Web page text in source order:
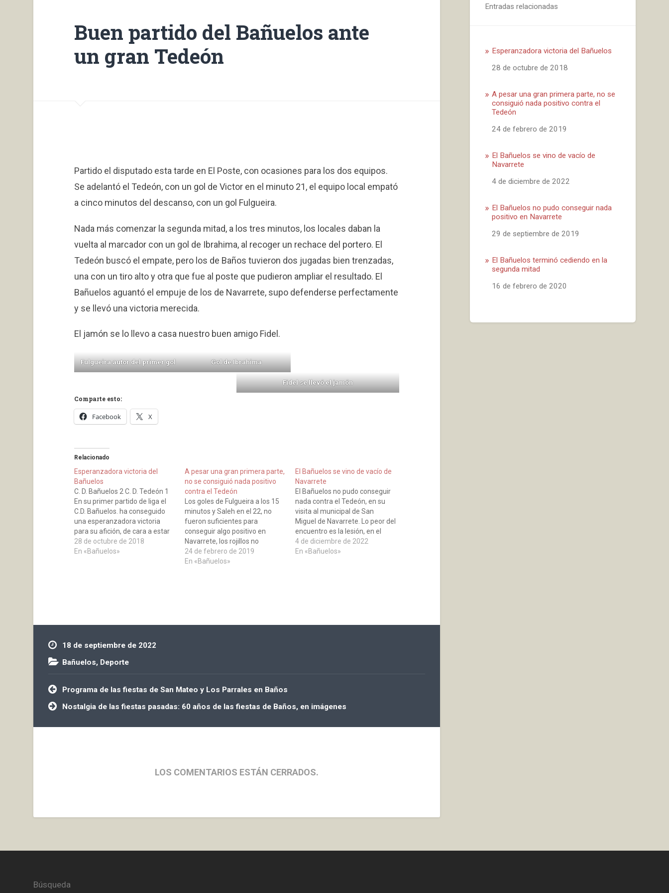
Buen partido del Bañuelos ante
un gran Tedeón
Partido el disputado esta tarde en El Poste, con ocasiones para los dos equipos.
Se adelantó el Tedeón, con un gol de Victor en el minuto 21, el equipo local empató
a cinco minutos del descanso, con un gol Fulgueira.
Nada más comenzar la segunda mitad, a los tres minutos, los locales daban la
vuelta al marcador con un gol de Ibrahima, al recoger un rechace del portero. El
Tedeón buscó el empate, pero los de Baños tuvieron dos jugadas bien trenzadas,
una con un tiro alto y otra que fue al poste que pudieron ampliar el resultado. El
Bañuelos aguantó el empuje de los de Navarrete, supo defenderse perfectamente
y se llevó una victoria merecida.
El jamón se lo llevo a casa nuestro buen amigo Fidel.
Fulgueira autor del primer gol Gol de Ibrahima
Fidel se llevó el jamón
Comparte esto:
Facebook X
Relacionado
Esperanzadora victoria del
Bañuelos
C. D. Bañuelos 2 C. D. Tedeón 1
En su primer partido de liga el
C.D. Bañuelos. ha conseguido
una esperanzadora victoria
para su afición, de cara a estar
entre los primeros puestos de la
Regional Preferente riojana. La
28 de octubre de 2018
En «Bañuelos»
A pesar una gran primera parte,
no se consiguió nada positivo
contra el Tedeón
Los goles de Fulgueira a los 15
minutos y Saleh en el 22, no
fueron suficientes para
conseguir algo positivo en
Navarrete, los rojillos no
pudieron aguantar el empuje
del Tedeón, en la última media
24 de febrero de 2019
En «Bañuelos»
El Bañuelos se vino de vacío de
Navarrete
El Bañuelos no pudo conseguir
nada contra el Tedeón, en su
visita al municipal de San
Miguel de Navarrete. Lo peor del
encuentro es la lesión, en el
minuto cinco, de nuestro
goleador Mario Fulgueira. Un
4 de diciembre de 2022
En «Bañuelos»
18 de septiembre de 2022
Bañuelos, Deporte
Navegación
de
entradas
Programa de las fiestas de San Mateo y Los Parrales en Baños
Nostalgia de las fiestas pasadas: 60 años de las fiestas de Baños, en imágenes
LOS COMENTARIOS ESTÁN CERRADOS.
Entradas relacionadas
Esperanzadora victoria del Bañuelos
Fecha
28 de octubre de 2018
A pesar una gran primera parte, no se
consiguió nada positivo contra el
Tedeón
Fecha
24 de febrero de 2019
El Bañuelos se vino de vacío de
Navarrete
Fecha
4 de diciembre de 2022
El Bañuelos no pudo conseguir nada
positivo en Navarrete
Fecha
29 de septiembre de 2019
El Bañuelos terminó cediendo en la
segunda mitad
Fecha
16 de febrero de 2020
Búsqueda